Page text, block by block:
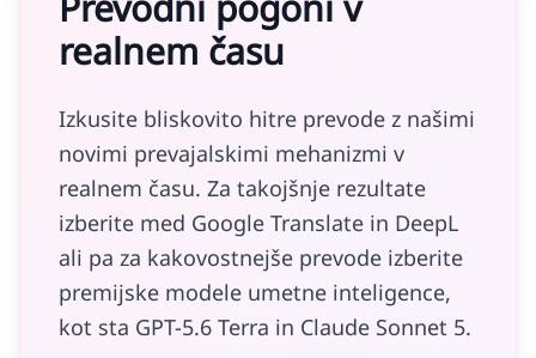
realnem času
Izkusite bliskovito hitre prevode z našimi
novimi prevajalskimi mehanizmi v
realnem času. Za takojšnje rezultate
izberite med Google Translate in DeepL
ali pa za kakovostnejše prevode izberite
premijske modele umetne inteligence,
kot sta GPT-5.6 Terra in Claude Sonnet 5.